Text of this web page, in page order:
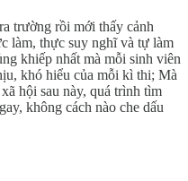
trường rồi mới thấy cảnh
làm, thực suy nghĩ và tự làm
khiếp nhất mà mỗi sinh viên
khó hiểu của mỗi kì thi; Mà
hội sau này, quá trình tìm
không cách nào che dấu